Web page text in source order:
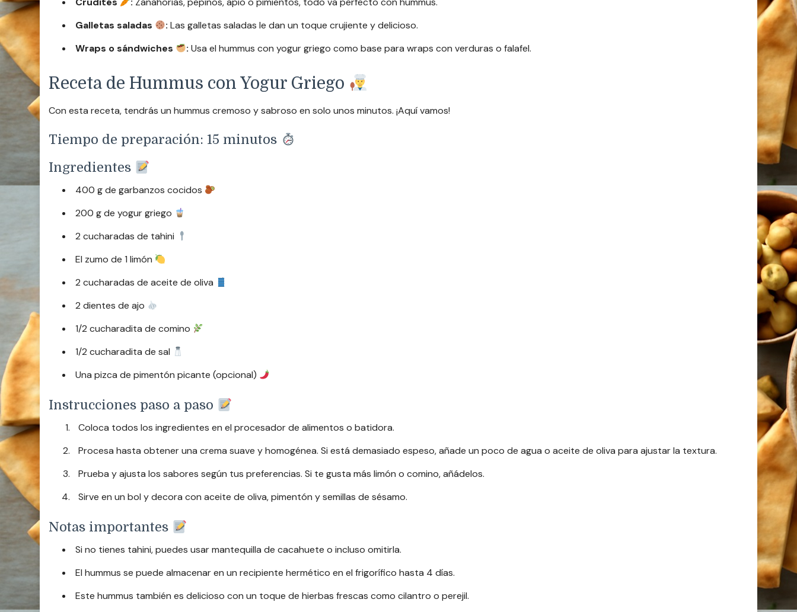
Galletas saladas
: Las galletas saladas le dan un toque crujiente y delicioso.
Wraps o sándwiches
: Usa el hummus con yogur griego como base para wraps con verduras o falafel.
Receta de Hummus con Yogur Griego
Con esta receta, tendrás un hummus cremoso y sabroso en solo unos minutos. ¡Aquí vamos!
Tiempo de preparación: 15 minutos
Ingredientes
400 g de garbanzos cocidos
200 g de yogur griego
2 cucharadas de tahini
El zumo de 1 limón
2 cucharadas de aceite de oliva
2 dientes de ajo
1/2 cucharadita de comino
1/2 cucharadita de sal
Una pizca de pimentón picante (opcional)
Instrucciones paso a paso
Coloca todos los ingredientes en el procesador de alimentos o batidora.
Procesa hasta obtener una crema suave y homogénea. Si está demasiado espeso, añade un poco de agua o aceite de oliva para ajustar la textura.
Prueba y ajusta los sabores según tus preferencias. Si te gusta más limón o comino, añádelos.
Sirve en un bol y decora con aceite de oliva, pimentón y semillas de sésamo.
Notas importantes
Si no tienes tahini, puedes usar mantequilla de cacahuete o incluso omitirla.
El hummus se puede almacenar en un recipiente hermético en el frigorífico hasta 4 días.
Este hummus también es delicioso con un toque de hierbas frescas como cilantro o perejil.